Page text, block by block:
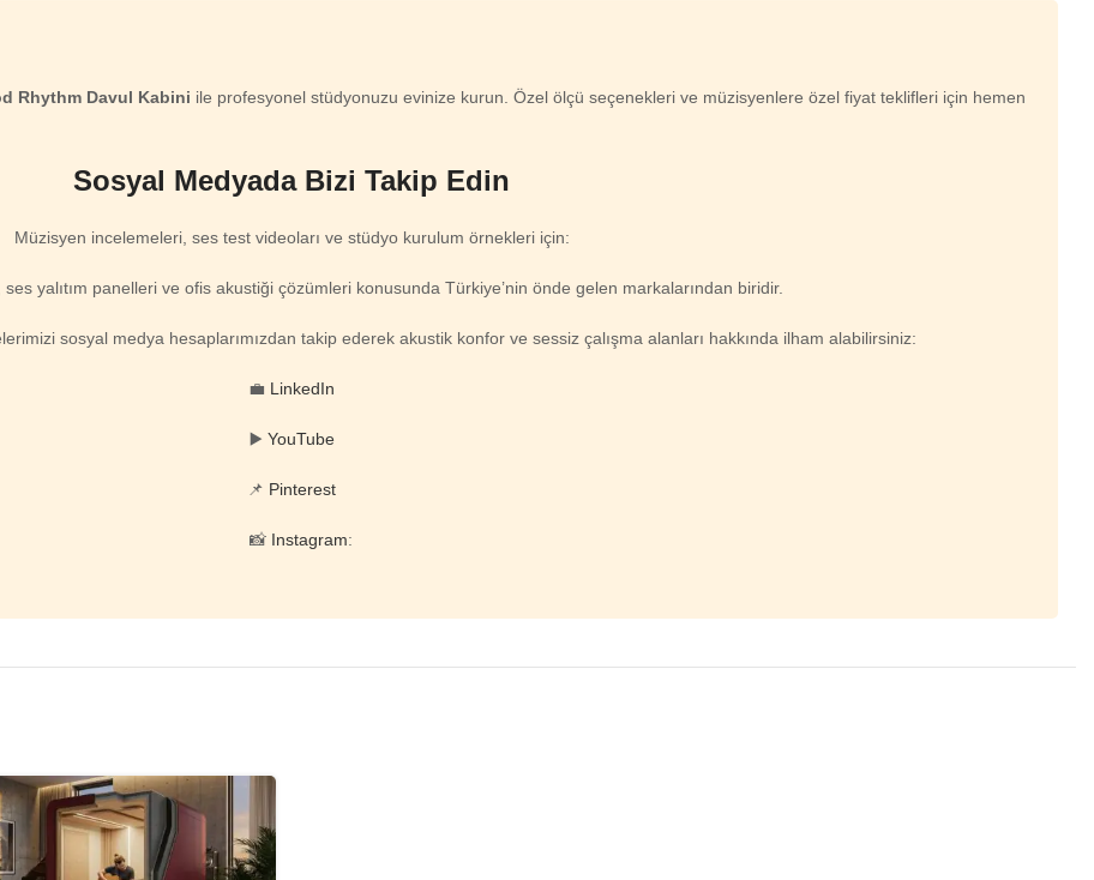
Rhythm Davul Kabini ile profesyonel stüdyonuzu evinize kurun. Özel ölçü seçenekleri ve müzisyenlere özel fiyat teklifleri için hemen
Sosyal Medyada Bizi Takip Edin
Müzisyen incelemeleri, ses test videoları ve stüdyo kurulum örnekleri için:
ses yalıtım panelleri ve ofis akustiği çözümleri konusunda Türkiye’nin önde gelen markalarından biridir.
sosyal medya hesaplarımızdan takip ederek akustik konfor ve sessiz çalışma alanları hakkında ilham alabilirsiniz:
💼 LinkedIn
▶️ YouTube
📌 Pinterest
📸 Instagram: